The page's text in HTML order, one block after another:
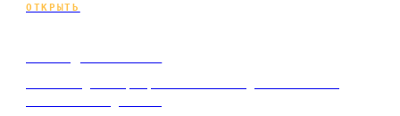
ОТКРЫТЬ